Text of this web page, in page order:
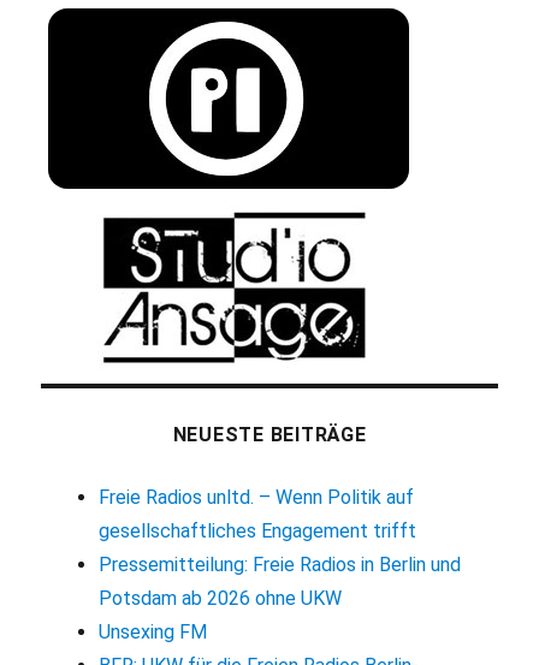
NEUESTE BEITRÄGE
Freie Radios unltd. – Wenn Politik auf
gesellschaftliches Engagement trifft
Pressemitteilung: Freie Radios in Berlin und
Potsdam ab 2026 ohne UKW
Unsexing FM